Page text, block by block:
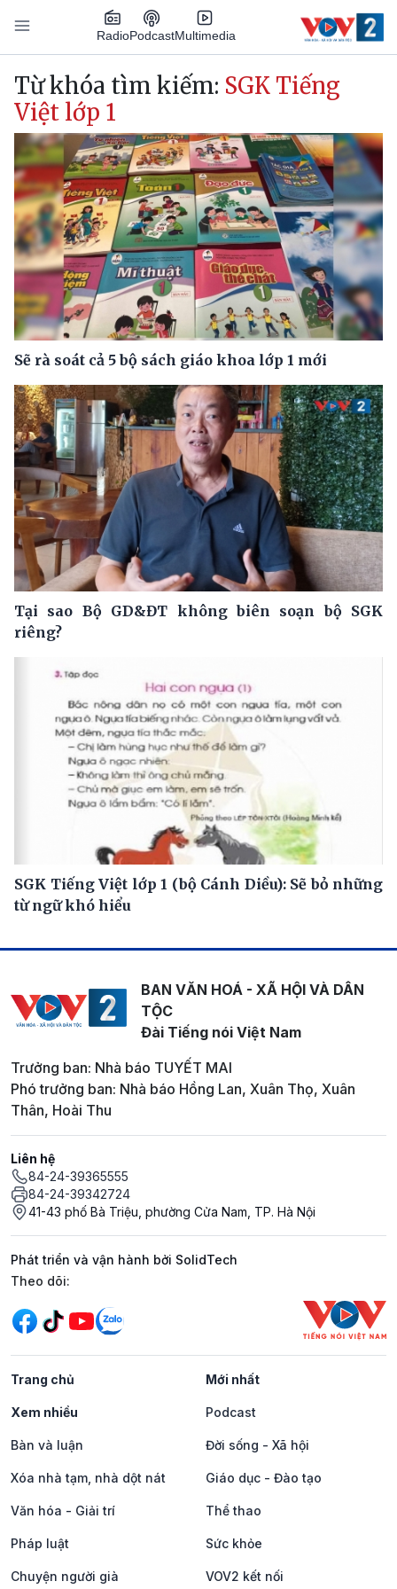
Nhảy đến nội dung
RadioPodcastMultimedia
Main navigation
Từ khóa tìm kiếm: SGK Tiếng
Việt lớp 1
Sẽ rà soát cả 5 bộ sách giáo khoa lớp 1 mới
Tại sao Bộ GD&ĐT không biên soạn bộ SGK
riêng?
SGK Tiếng Việt lớp 1 (bộ Cánh Diều): Sẽ bỏ những
từ ngữ khó hiểu
BAN VĂN HOÁ - XÃ HỘI VÀ DÂN
TỘC
Đài Tiếng nói Việt Nam
Trưởng ban: Nhà báo TUYẾT MAI
Phó trưởng ban: Nhà báo Hồng Lan, Xuân Thọ, Xuân
Thân, Hoài Thu
Liên hệ
84-24-39365555
84-24-39342724
41-43 phố Bà Triệu, phường Cửa Nam, TP. Hà Nội
Phát triển và vận hành bởi SolidTech
Mạng xã hội
Theo dõi:
Trang chủ Mới nhất
Xem nhiều Podcast
Bàn và luận Đời sống - Xã hội
Xóa nhà tạm, nhà dột nát Giáo dục - Đào tạo
Văn hóa - Giải trí Thể thao
Pháp luật Sức khỏe
Chuyện người già VOV2 kết nối